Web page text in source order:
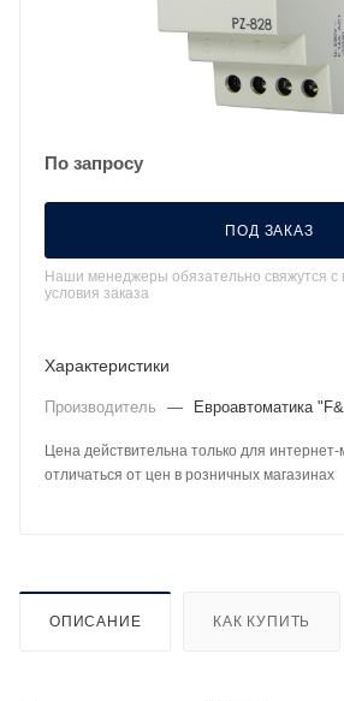
По запросу
ПОД ЗАКАЗ
Наши менеджеры обязательно свяжутся с
условия заказа
Характеристики
Производитель — Евроавтоматика
Цена действительна только для
отличаться от цен в розничных магазинах
ОПИСАНИЕ КАК КУПИТЬ